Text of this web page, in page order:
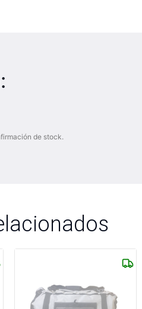
de stock.